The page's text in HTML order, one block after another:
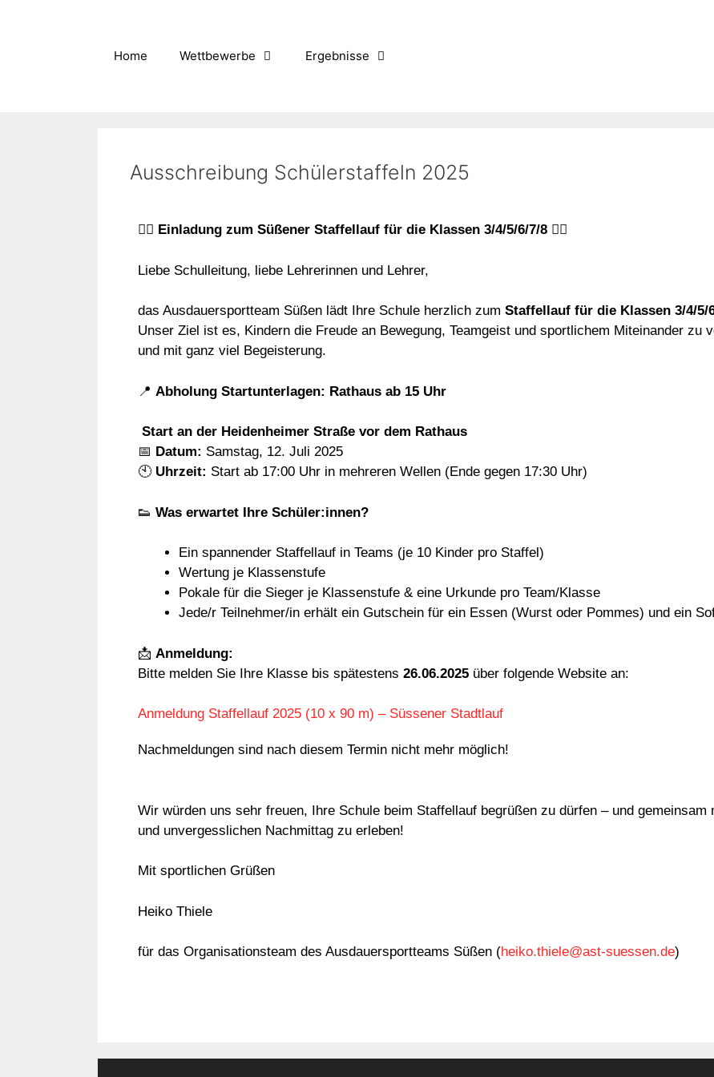
Home Wettbewerbe Ergebnisse
Ausschreibung Schülerstaffeln 2025
🏃‍♀️ Einladung zum Süßener Staffellauf für die Klassen 3/4/5/6/7/8 🏃‍♂️
Liebe Schulleitung, liebe Lehrerinnen und Lehrer,
das Ausdauersportteam Süßen lädt Ihre Schule herzlich zum Staffellauf für die Klassen 3/4/5/
Unser Ziel ist es, Kindern die Freude an Bewegung, Teamgeist und sportlichem Miteinander zu
und mit ganz viel Begeisterung.
📍 Abholung Startunterlagen: Rathaus ab 15 Uhr
Start an der Heidenheimer Straße vor dem Rathaus
📅 Datum: Samstag, 12. Juli 2025
🕙 Uhrzeit: Start ab 17:00 Uhr in mehreren Wellen (Ende gegen 17:30 Uhr)
👟 Was erwartet Ihre Schüler:innen?
Ein spannender Staffellauf in Teams (je 10 Kinder pro Staffel)
Wertung je Klassenstufe
Pokale für die Sieger je Klassenstufe & eine Urkunde pro Team/Klasse
Jede/r Teilnehmer/in erhält ein Gutschein für ein Essen (Wurst oder Pommes) und ein
📩 Anmeldung:
Bitte melden Sie Ihre Klasse bis spätestens 26.06.2025 über folgende Website an:
Anmeldung Staffellauf 2025 (10 x 90 m) – Süssener Stadtlauf
Nachmeldungen sind nach diesem Termin nicht mehr möglich!
Wir würden uns sehr freuen, Ihre Schule beim Staffellauf begrüßen zu dürfen – und
und unvergesslichen Nachmittag zu erleben!
Mit sportlichen Grüßen
Heiko Thiele
für das Organisationsteam des Ausdauersportteams Süßen (heiko.thiele@ast-suessen.de)